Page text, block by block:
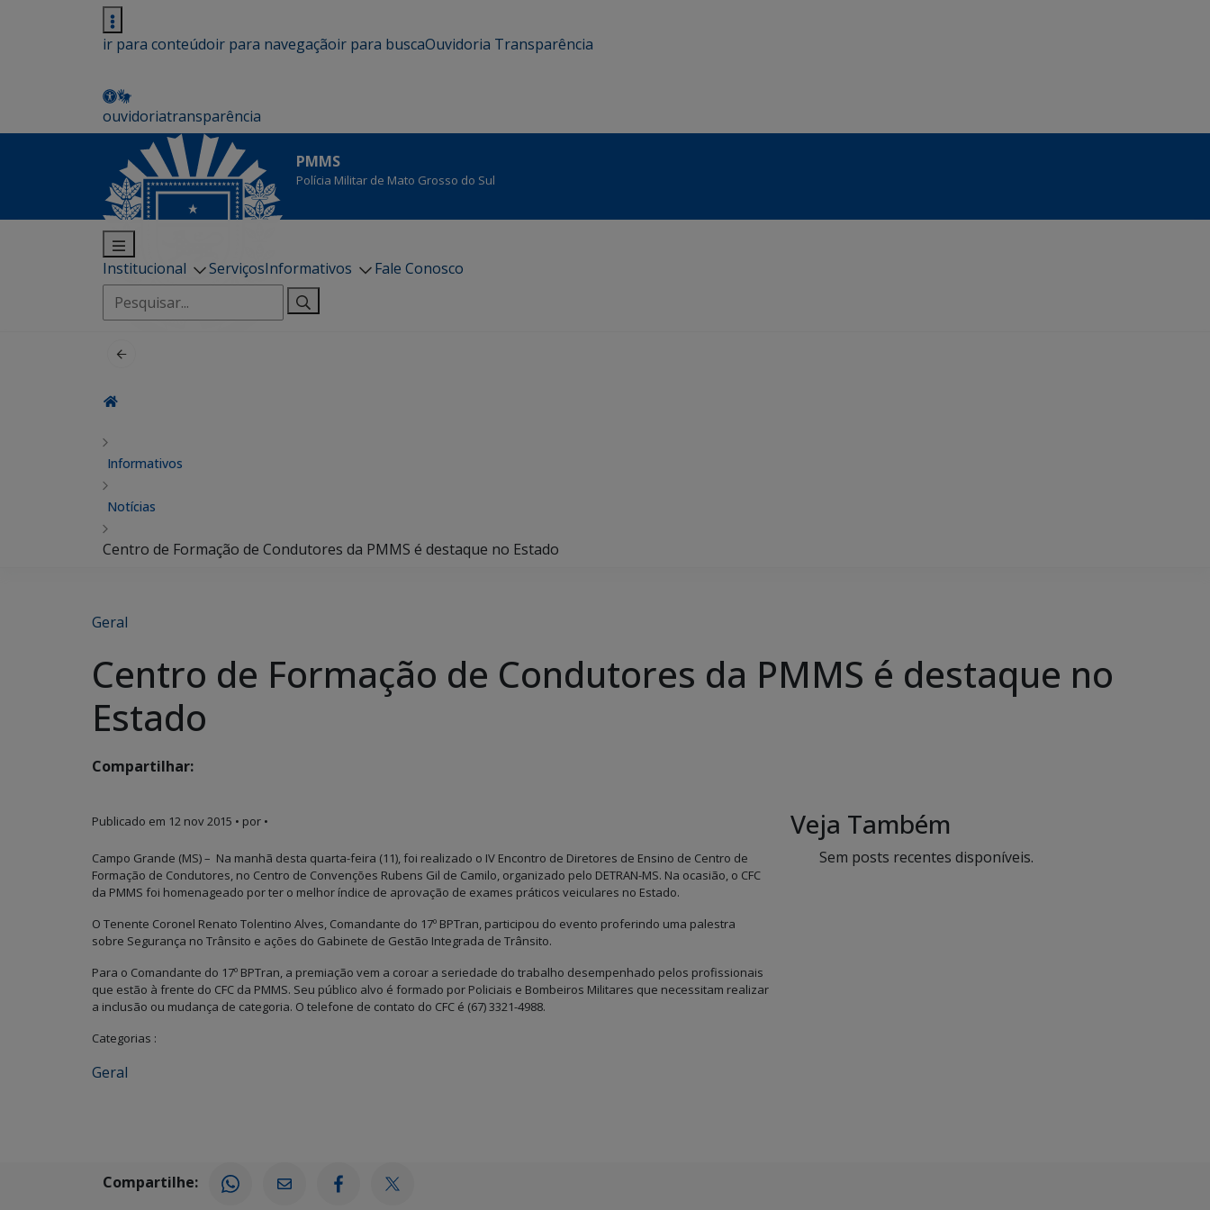
ir para conteúdoir para navegaçãoir para buscaOuvidoria Transparência
ouvidoriatransparência
PMMS
Polícia Militar de Mato Grosso do Sul
Institucional ServiçosInformativos
Fale Conosco
Pesquisar
por:
Informativos
Notícias
Centro de Formação de Condutores da PMMS é destaque no Estado
Geral
Centro de Formação de Condutores da PMMS é destaque no
Estado
Compartilhar:
Publicado em 12 nov 2015 • por •
Campo Grande (MS) – Na manhã desta quarta-feira (11), foi realizado o IV Encontro de Diretores de Ensino de Centro de
Formação de Condutores, no Centro de Convenções Rubens Gil de Camilo, organizado pelo DETRAN-MS. Na ocasião, o CFC
da PMMS foi homenageado por ter o melhor índice de aprovação de exames práticos veiculares no Estado.
O Tenente Coronel Renato Tolentino Alves, Comandante do 17º BPTran, participou do evento proferindo uma palestra
sobre Segurança no Trânsito e ações do Gabinete de Gestão Integrada de Trânsito.
Para o Comandante do 17º BPTran, a premiação vem a coroar a seriedade do trabalho desempenhado pelos profissionais
que estão à frente do CFC da PMMS. Seu público alvo é formado por Policiais e Bombeiros Militares que necessitam realizar
a inclusão ou mudança de categoria. O telefone de contato do CFC é (67) 3321-4988.
Categorias :
Geral
Veja Também
Sem posts recentes disponíveis.
Compartilhe: